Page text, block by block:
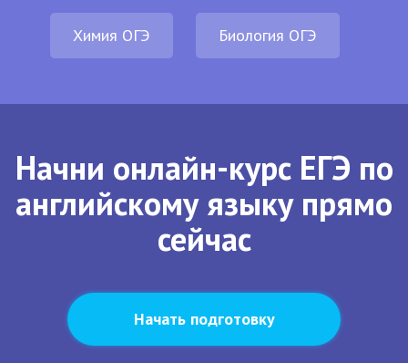
Химия ОГЭ Биология ОГЭ
Начни онлайн-курс ЕГЭ по
английскому языку прямо
сейчас
Начать подготовку